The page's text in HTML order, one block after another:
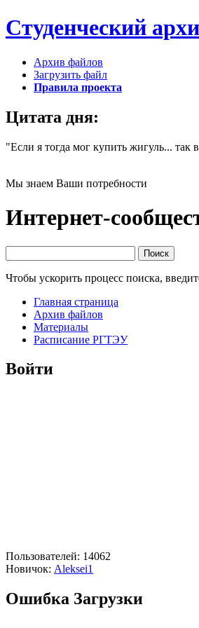
Студенческий
Архив файлов
Загрузить файл
Правила проекта
Цитата дня:
"Если я тогда мог купить жигуль... так
Мы знаем Ваши потребности
Интернет-
Чтобы ускорить процесс поиска,
Главная страница
Архив файлов
Материалы
Расписание РГТЭУ
Войти
Пользователей: 14062
Новичок: Aleksei1
Ошибка Загрузки